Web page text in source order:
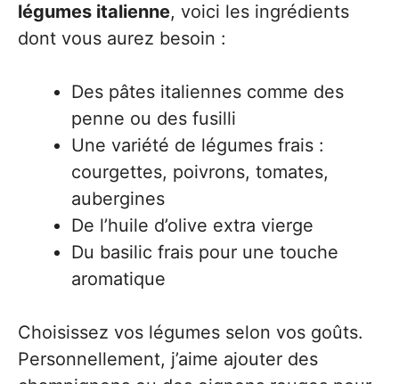
légumes italienne, voici les ingrédients
dont vous aurez besoin :
Des pâtes italiennes comme des
penne ou des fusilli
Une variété de légumes frais :
courgettes, poivrons, tomates,
aubergines
De l’huile d’olive extra vierge
Du basilic frais pour une touche
aromatique
Choisissez vos légumes selon vos goûts.
Personnellement, j’aime ajouter des